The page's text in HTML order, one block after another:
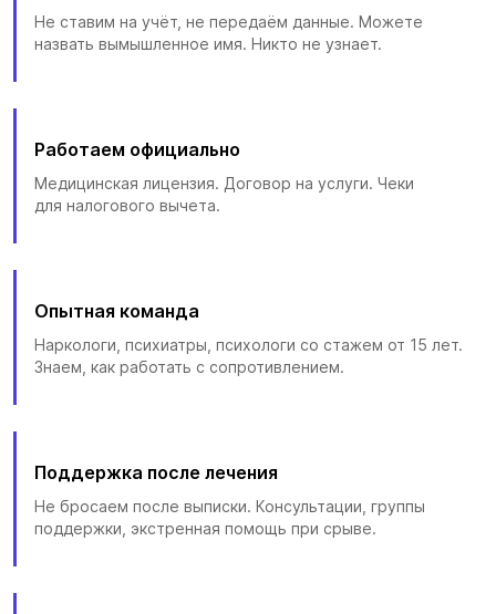
Не ставим на учёт, не передаём данные. Можете
назвать вымышленное имя. Никто не узнает.
Работаем официально
Медицинская лицензия. Договор на услуги. Чеки
для налогового вычета.
Опытная команда
Наркологи, психиатры, психологи со стажем от 15 лет.
Знаем, как работать с сопротивлением.
Поддержка после лечения
Не бросаем после выписки. Консультации, группы
поддержки, экстренная помощь при срыве.